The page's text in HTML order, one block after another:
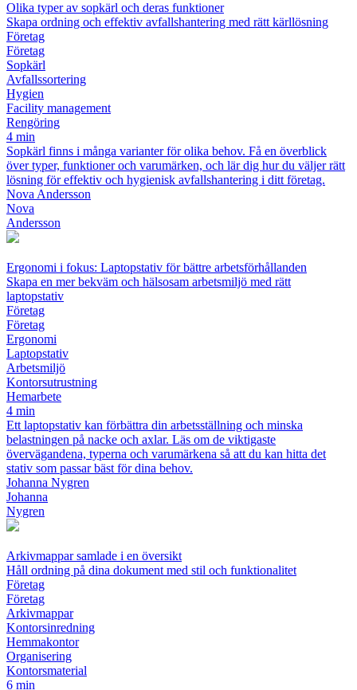
Olika typer av sopkärl och deras funktioner
Skapa ordning och effektiv avfallshantering med rätt kärllösning
Företag
Företag
Sopkärl
Avfallssortering
Hygien
Facility management
Rengöring
4 min
Sopkärl finns i många varianter för olika behov. Få en överblick
över typer, funktioner och varumärken, och lär dig hur du väljer rätt
lösning för effektiv och hygienisk avfallshantering i ditt företag.
Nova Andersson
Nova
Andersson
Ergonomi i fokus: Laptopstativ för bättre arbetsförhållanden
Skapa en mer bekväm och hälsosam arbetsmiljö med rätt
laptopstativ
Företag
Företag
Ergonomi
Laptopstativ
Arbetsmiljö
Kontorsutrustning
Hemarbete
4 min
Ett laptopstativ kan förbättra din arbetsställning och minska
belastningen på nacke och axlar. Läs om de viktigaste
övervägandena, typerna och varumärkena så att du kan hitta det
stativ som passar bäst för dina behov.
Johanna Nygren
Johanna
Nygren
Arkivmappar samlade i en översikt
Håll ordning på dina dokument med stil och funktionalitet
Företag
Företag
Arkivmappar
Kontorsinredning
Hemmakontor
Organisering
Kontorsmaterial
6 min